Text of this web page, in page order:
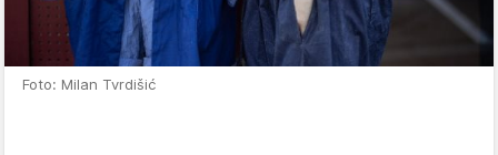
Foto: Milan Tvrdišić